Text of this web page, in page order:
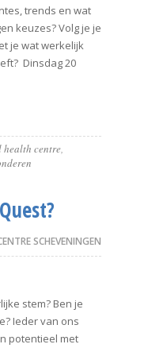
trends en wat
keuzes? Volg je je
je wat werkelijk
Dinsdag 20
centre,
SCHEVENINGEN
stem? Ben je
Ieder van ons
potentieel met